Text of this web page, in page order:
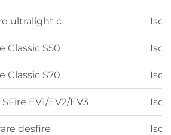
ultralight c
Classic S50
Classic S70
EV1/EV2/EV3
desfire